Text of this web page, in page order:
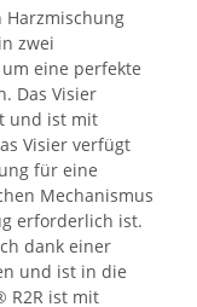
Harzmischung
zwei
eine perfekte
Das Visier
und ist mit
Visier verfügt
für eine
Mechanismus
erforderlich ist.
dank einer
und ist in die
R2R ist mit